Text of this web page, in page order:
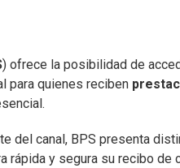
) ofrece la posibilidad de
para quienes reciben
del canal, BPS presenta
rápida y segura su recibo de